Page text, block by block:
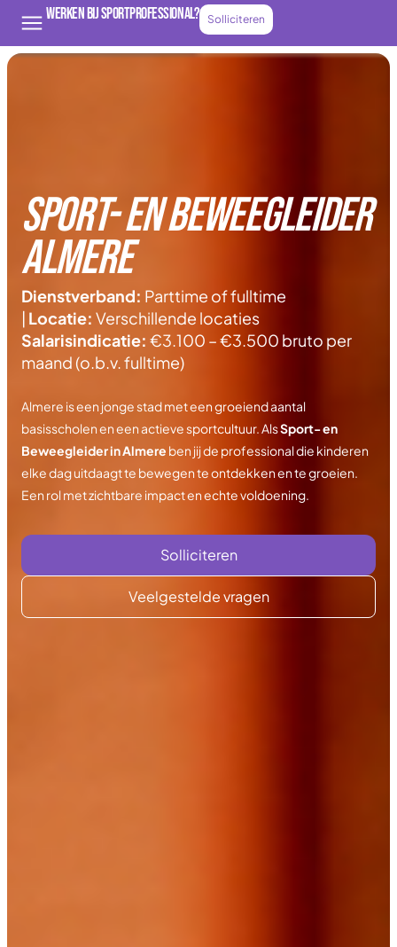
Werken bij Sportprofessional? Solliciteren
Sport- en Beweegleider
almere
Dienstverband: Parttime of fulltime
| Locatie: Verschillende locaties
Salarisindicatie: €3.100 – €3.500 bruto per
maand (o.b.v. fulltime)
Almere is een jonge stad met een groeiend aantal
basisscholen en een actieve sportcultuur. AlsSport- en
Beweegleider in Almere ben jij de professional die kinderen
elke dag uitdaagt te bewegen te ontdekken en te groeien.
Een rol met zichtbare impact en echte voldoening.
Solliciteren
Veelgestelde vragen